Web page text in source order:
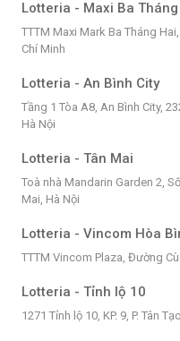
Lotteria - Maxi Ba
TTTM Maxi Mark Ba Tháng
Chí Minh
Lotteria - An Bình City
Tầng 1 Tòa A8, An Bình City,
Hà Nội
Lotteria - Tân Mai
Toà nhà Mandarin Garden 2,
Mai, Hà Nội
Lotteria - Vincom Hòa
TTTM Vincom Plaza, Đường
Lotteria - Tỉnh lộ 10
1271 Tỉnh lộ 10, KP. 9, P. Tân